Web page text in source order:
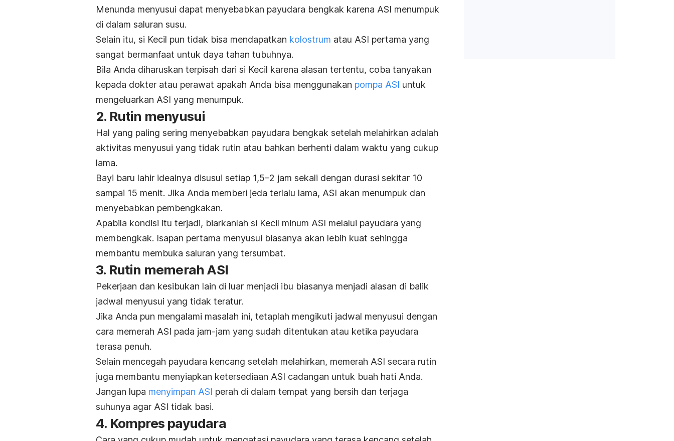
Menunda menyusui dapat menyebabkan payudara bengkak karena ASI menumpuk
di dalam saluran susu.
Selain itu, si Kecil pun tidak bisa mendapatkan kolostrum atau ASI pertama yang
sangat bermanfaat untuk daya tahan tubuhnya.
Bila Anda diharuskan terpisah dari si Kecil karena alasan tertentu, coba tanyakan
kepada dokter atau perawat apakah Anda bisa menggunakan pompa ASI untuk
mengeluarkan ASI yang menumpuk.
2. Rutin menyusui
Hal yang paling sering menyebabkan payudara bengkak setelah melahirkan adalah
aktivitas menyusui yang tidak rutin atau bahkan berhenti dalam waktu yang cukup
lama.
Bayi baru lahir idealnya disusui setiap 1,5–2 jam sekali dengan durasi sekitar 10
sampai 15 menit. Jika Anda memberi jeda terlalu lama, ASI akan menumpuk dan
menyebabkan pembengkakan.
Apabila kondisi itu terjadi, biarkanlah si Kecil minum ASI melalui payudara yang
membengkak. Isapan pertama menyusui biasanya akan lebih kuat sehingga
membantu membuka saluran yang tersumbat.
3. Rutin memerah ASI
Pekerjaan dan kesibukan lain di luar menjadi ibu biasanya menjadi alasan di balik
jadwal menyusui yang tidak teratur.
Jika Anda pun mengalami masalah ini, tetaplah mengikuti jadwal menyusui dengan
cara memerah ASI pada jam-jam yang sudah ditentukan atau ketika payudara
terasa penuh.
Selain mencegah payudara kencang setelah melahirkan, memerah ASI secara rutin
juga membantu menyiapkan ketersediaan ASI cadangan untuk buah hati Anda.
Jangan lupa menyimpan ASI perah di dalam tempat yang bersih dan terjaga
suhunya agar ASI tidak basi.
4. Kompres payudara